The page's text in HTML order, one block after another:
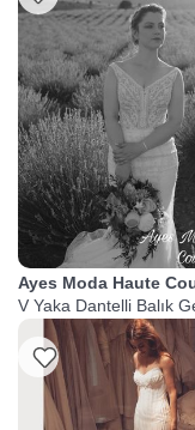
Ayes Moda Haute
V Yaka Dantelli Balık
Listeme Ekle